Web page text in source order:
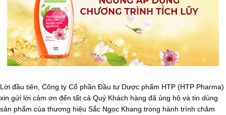
Lời đầu tiên, Công ty Cổ phần Đầu tư Dược phẩm HTP (HTP Pharma)
xin gửi lời cảm ơn đến tất cả Quý Khách hàng đã ủng hộ và tin dùng
sản phẩm của thương hiệu Sắc Ngọc Khang trong hành trình chăm